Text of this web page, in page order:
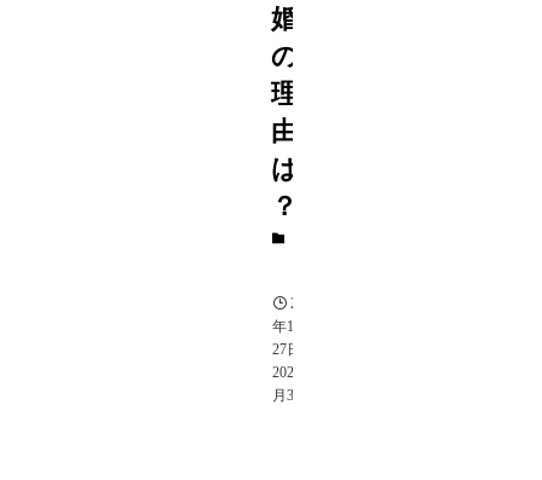
婚
の
理
由
は
？
2023
年11月
27日
2024年7
月3日